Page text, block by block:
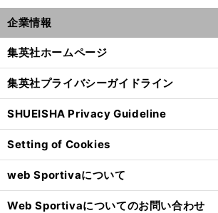
企業情報
集英社ホームページ
集英社プライバシーガイドライン
SHUEISHA Privacy Guideline
Setting of Cookies
web Sportivaについて
Web Sportivaについてのお問い合わせ